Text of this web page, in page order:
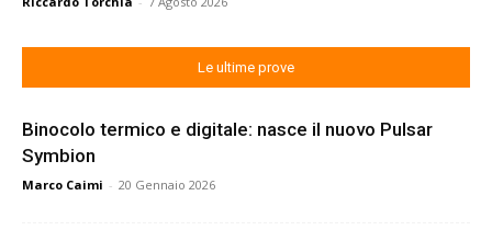
Le ultime prove
Binocolo termico e digitale: nasce il nuovo Pulsar
Symbion
Marco Caimi - 20 Gennaio 2026